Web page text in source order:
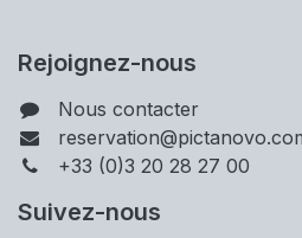
Rejoignez-nous
Nous contacter
+33 (0)3 20 28 27 00
Suivez-nous